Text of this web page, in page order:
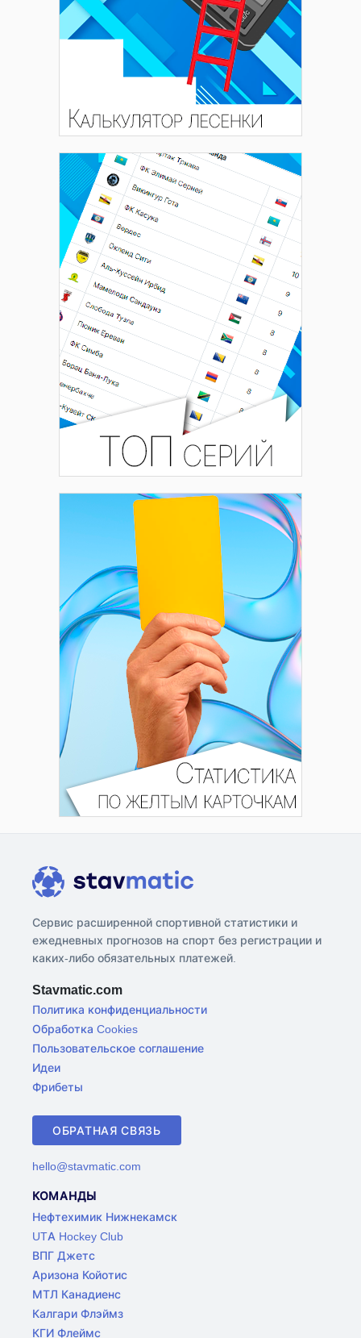
Сервис расширенной спортивной статистики и
ежедневных прогнозов на спорт без регистрации и
каких-либо обязательных платежей.
Stavmatic.com
Политика конфиденциальности
Обработка Cookies
Пользовательское соглашение
Идеи
Фрибеты
ОБРАТНАЯ СВЯЗЬ
hello@stavmatic.com
КОМАНДЫ
Нефтехимик Нижнекамск
UTA Hockey Club
ВПГ Джетс
Аризона Койотис
МТЛ Канадиенс
Калгари Флэймз
КГИ Флеймс